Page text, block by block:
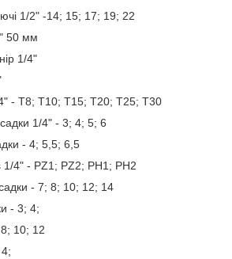
1/2" -14; 15; 17; 19; 22
50 мм
1/4"
- T8; T10; T15; T20; T25; T30
1/4" - 3; 4; 5; 6
- 4; 5,5; 6,5
1/4" - PZ1; PZ2; PH1; PH2
- 7; 8; 10; 12; 14
- 3; 4;
8; 10; 12